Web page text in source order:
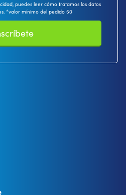
puedes leer cómo tratamos los datos
*valor mínimo del pedido 50